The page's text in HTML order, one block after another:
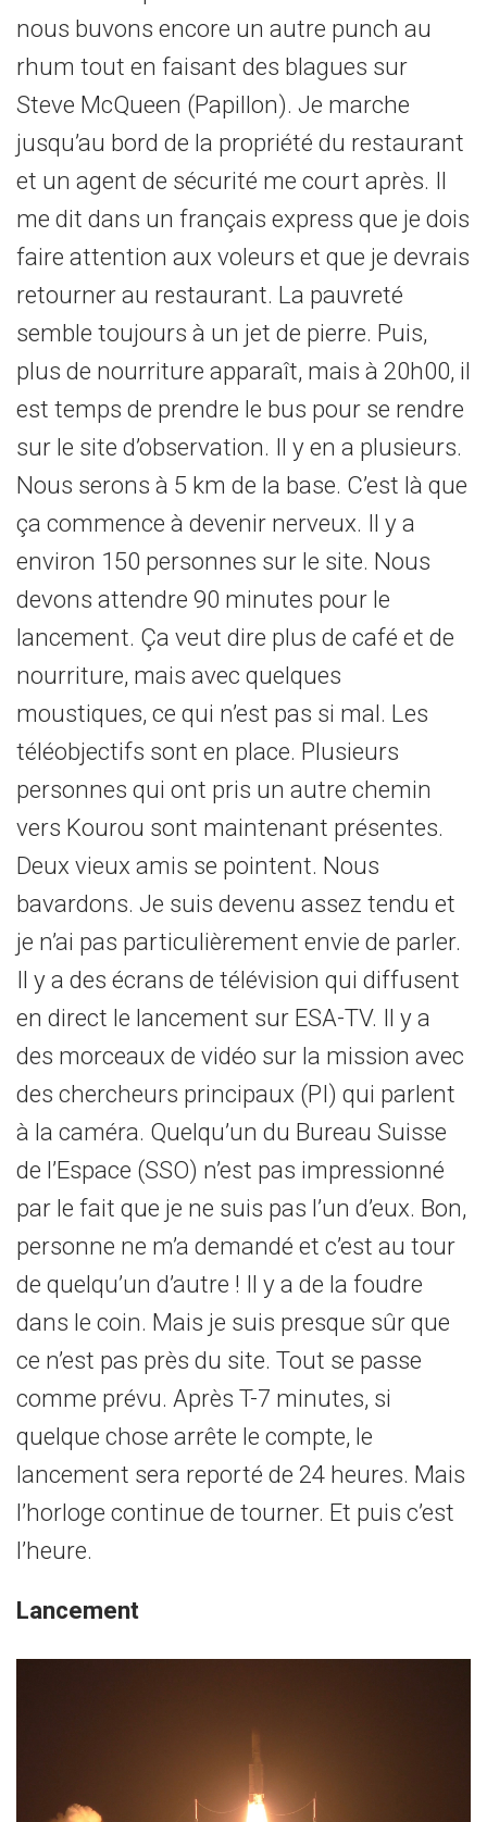
nous buvons encore un autre punch au
rhum tout en faisant des blagues sur
Steve McQueen (Papillon). Je marche
jusqu’au bord de la propriété du restaurant
et un agent de sécurité me court après. Il
me dit dans un français express que je dois
faire attention aux voleurs et que je devrais
retourner au restaurant. La pauvreté
semble toujours à un jet de pierre. Puis,
plus de nourriture apparaît, mais à 20h00, il
est temps de prendre le bus pour se rendre
sur le site d’observation. Il y en a plusieurs.
Nous serons à 5 km de la base. C’est là que
ça commence à devenir nerveux. Il y a
environ 150 personnes sur le site. Nous
devons attendre 90 minutes pour le
lancement. Ça veut dire plus de café et de
nourriture, mais avec quelques
moustiques, ce qui n’est pas si mal. Les
téléobjectifs sont en place. Plusieurs
personnes qui ont pris un autre chemin
vers Kourou sont maintenant présentes.
Deux vieux amis se pointent. Nous
bavardons. Je suis devenu assez tendu et
je n’ai pas particulièrement envie de parler.
Il y a des écrans de télévision qui diffusent
en direct le lancement sur ESA-TV. Il y a
des morceaux de vidéo sur la mission avec
des chercheurs principaux (PI) qui parlent
à la caméra. Quelqu’un du Bureau Suisse
de l’Espace (SSO) n’est pas impressionné
par le fait que je ne suis pas l’un d’eux. Bon,
personne ne m’a demandé et c’est au tour
de quelqu’un d’autre ! Il y a de la foudre
dans le coin. Mais je suis presque sûr que
ce n’est pas près du site. Tout se passe
comme prévu. Après T-7 minutes, si
quelque chose arrête le compte, le
lancement sera reporté de 24 heures. Mais
l’horloge continue de tourner. Et puis c’est
l’heure.
Lancement